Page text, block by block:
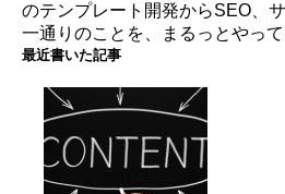
のテンプレート開発からSEO、
一通りのことを、まるっとやって
最近書いた記事